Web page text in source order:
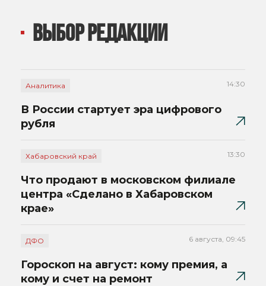
ВЫБОР РЕДАКЦИИ
Аналитика 14:30
В России стартует эра цифрового
рубля
Хабаровский край 13:30
Что продают в московском филиале
центра «Сделано в Хабаровском
крае»
ДФО 6 августа, 09:45
Гороскоп на август: кому премия, а
кому и счет на ремонт